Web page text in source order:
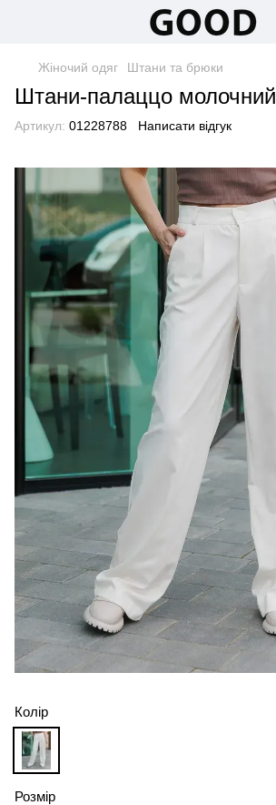
Жіночий одяг Штани та брюки
Штани-палаццо молочний
Артикул: 01228788 Написати відгук
Колір
Розмір